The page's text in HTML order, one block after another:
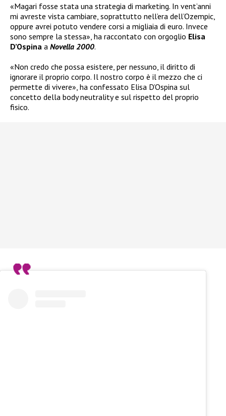
«Magari fosse stata una strategia di marketing. In vent’anni
mi avreste vista cambiare, soprattutto nell’era dell’Ozempic,
oppure avrei potuto vendere corsi a migliaia di euro. Invece
sono sempre la stessa», ha raccontato con orgoglio Elisa
D’Ospina a Novella 2000.
«Non credo che possa esistere, per nessuno, il diritto di
ignorare il proprio corpo. Il nostro corpo è il mezzo che ci
permette di vivere», ha confessato Elisa D’Ospina sul
concetto della body neutrality e sul rispetto del proprio
fisico.